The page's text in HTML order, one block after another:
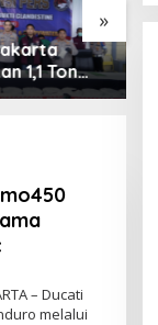
»
1,1 Ton
– Ducati
melalui